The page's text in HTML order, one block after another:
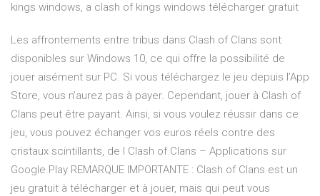
kings windows, a clash of kings windows télécharger gratuit
Les affrontements entre tribus dans Clash of Clans sont
disponibles sur Windows 10, ce qui offre la possibilité de
jouer aisément sur PC. Si vous téléchargez le jeu depuis l’App
Store, vous n’aurez pas à payer. Cependant, jouer à Clash of
Clans peut être payant. Ainsi, si vous voulez réussir dans ce
jeu, vous pouvez échanger vos euros réels contre des
cristaux scintillants, de l Clash of Clans – Applications sur
Google Play REMARQUE IMPORTANTE : Clash of Clans est un
jeu gratuit à télécharger et à jouer, mais qui peut vous